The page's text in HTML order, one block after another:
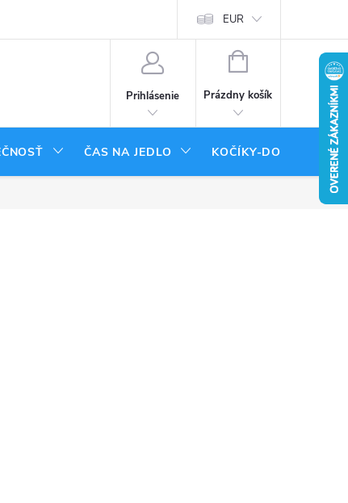
tovaru EUR
Prihlásenie
NÁKUPNÝ
Prázdny košík
ČAS NA JEDLO KOČÍKY-DOPLNKY